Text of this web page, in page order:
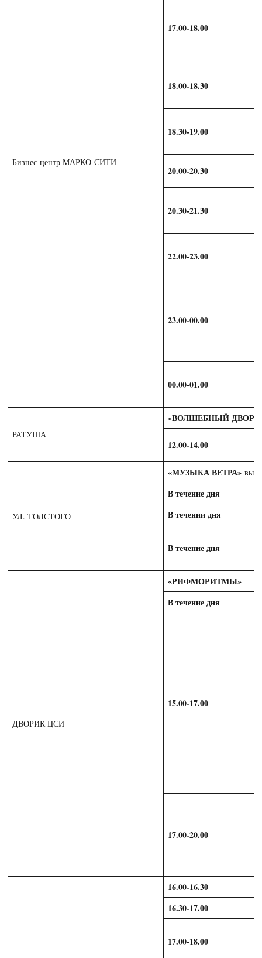
Бизнес-центр МАРКО-СИТИ
17.00-18.00
18.00-18.30
18.30-19.00
20.00-20.30
20.30-21.30
22.00-23.00
23.00-00.00
00.00-01.00
РАТУША
«ВОЛШЕБНЫЙ
12.00-14.00
УЛ. ТОЛСТОГО
«МУЗЫКА ВЕТРА»
В течение дня
В течении дня
В течение дня
ДВОРИК ЦСИ
«РИФМОРИТМЫ»
В течение дня
15.00-17.00
17.00-20.00
16.00-16.30
16.30-17.00
17.00-18.00